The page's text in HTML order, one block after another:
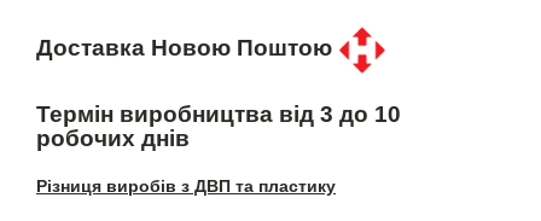
Доставка Новою Поштою
Термін виробництва від 3 до 10
робочих днів
Різниця виробів з ДВП та пластику